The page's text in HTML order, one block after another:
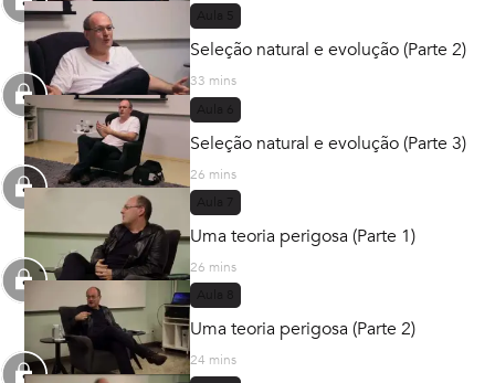
Seleção natural e evolução (Parte 2)
33 mins
Seleção natural e evolução (Parte 3)
26 mins
Uma teoria perigosa (Parte 1)
26 mins
Uma teoria perigosa (Parte 2)
24 mins